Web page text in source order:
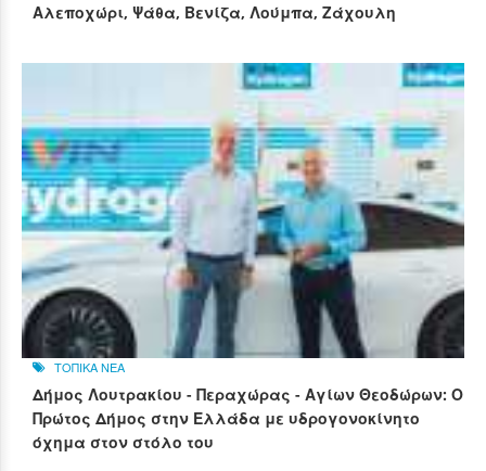
Αλεποχώρι, Ψάθα, Βενίζα, Λούμπα, Ζάχουλη
ΤΟΠΙΚΑ ΝΕΑ
Δήμος Λουτρακίου - Περαχώρας - Αγίων Θεοδώρων: Ο
Πρώτος Δήμος στην Ελλάδα με υδρογονοκίνητο
όχημα στον στόλο του